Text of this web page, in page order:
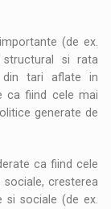
(de ex.
si rata
tari aflate in
ca fiind cele mai
generate de
ca fiind cele
cresterea
si sociale (de ex.